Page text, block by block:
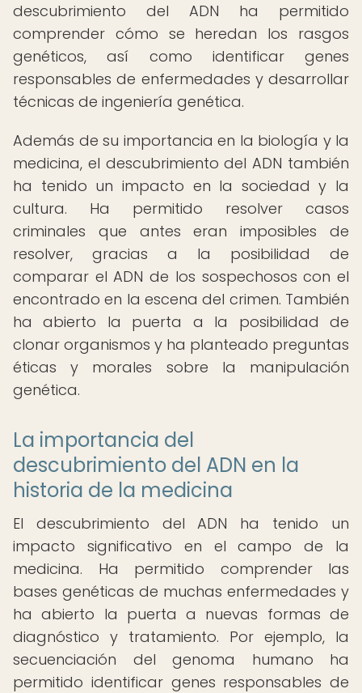
descubrimiento del ADN ha permitido
comprender cómo se heredan los rasgos
genéticos, así como identificar genes
responsables de enfermedades y desarrollar
técnicas de ingeniería genética.
Además de su importancia en la biología y la
medicina, el descubrimiento del ADN también
ha tenido un impacto en la sociedad y la
cultura. Ha permitido resolver casos
criminales que antes eran imposibles de
resolver, gracias a la posibilidad de
comparar el ADN de los sospechosos con el
encontrado en la escena del crimen. También
ha abierto la puerta a la posibilidad de
clonar organismos y ha planteado preguntas
éticas y morales sobre la manipulación
genética.
La importancia del
descubrimiento del ADN en la
historia de la medicina
El descubrimiento del ADN ha tenido un
impacto significativo en el campo de la
medicina. Ha permitido comprender las
bases genéticas de muchas enfermedades y
ha abierto la puerta a nuevas formas de
diagnóstico y tratamiento. Por ejemplo, la
secuenciación del genoma humano ha
permitido identificar genes responsables de